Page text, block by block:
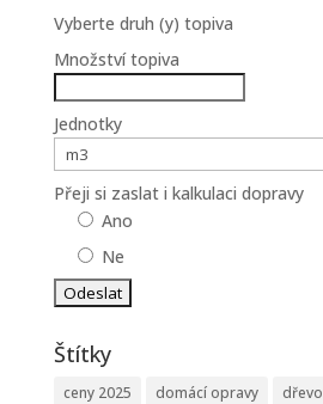
Vyberte druh (y) topiva
Množství topiva
Jednotky
Přeji si zaslat i kalkulaci dopravy
Ano
Ne
Štítky
ceny 2025 domácí opravy dřevo